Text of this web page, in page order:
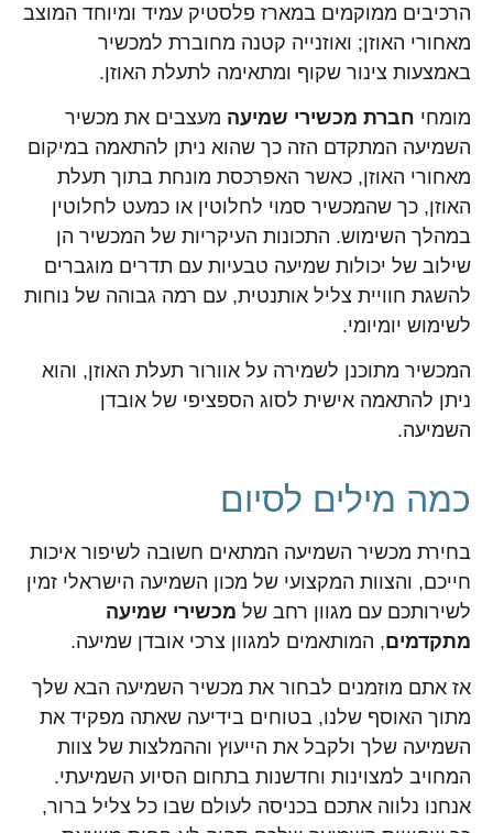
הרכיבים ממוקמים במארז פלסטיק עמיד ומיוחד המוצב
מאחורי האוזן; ואוזנייה קטנה מחוברת למכשיר
באמצעות צינור שקוף ומתאימה לתעלת האוזן.
מומחי חברת מכשירי שמיעה מעצבים את מכשיר
השמיעה המתקדם הזה כך שהוא ניתן להתאמה במיקום
מאחורי האוזן, כאשר האפרכסת מונחת בתוך תעלת
האוזן, כך שהמכשיר סמוי לחלוטין או כמעט לחלוטין
במהלך השימוש. התכונות העיקריות של המכשיר הן
שילוב של יכולות שמיעה טבעיות עם תדרים מוגברים
להשגת חוויית צליל אותנטית, עם רמה גבוהה של נוחות
לשימוש יומיומי.
המכשיר מתוכנן לשמירה על אוורור תעלת האוזן, והוא
ניתן להתאמה אישית לסוג הספציפי של אובדן
השמיעה.
כמה מילים לסיום
בחירת מכשיר השמיעה המתאים חשובה לשיפור איכות
חייכם, והצוות המקצועי של מכון השמיעה הישראלי זמין
לשירותכם עם מגוון רחב של מכשירי שמיעה
מתקדמים, המותאמים למגוון צרכי אובדן שמיעה.
אז אתם מוזמנים לבחור את מכשיר השמיעה הבא שלך
מתוך האוסף שלנו, בטוחים בידיעה שאתה מפקיד את
השמיעה שלך ולקבל את הייעוץ וההמלצות של צוות
המחויב למצוינות וחדשנות בתחום הסיוע השמיעתי.
אנחנו נלווה אתכם בכניסה לעולם שבו כל צליל ברור,